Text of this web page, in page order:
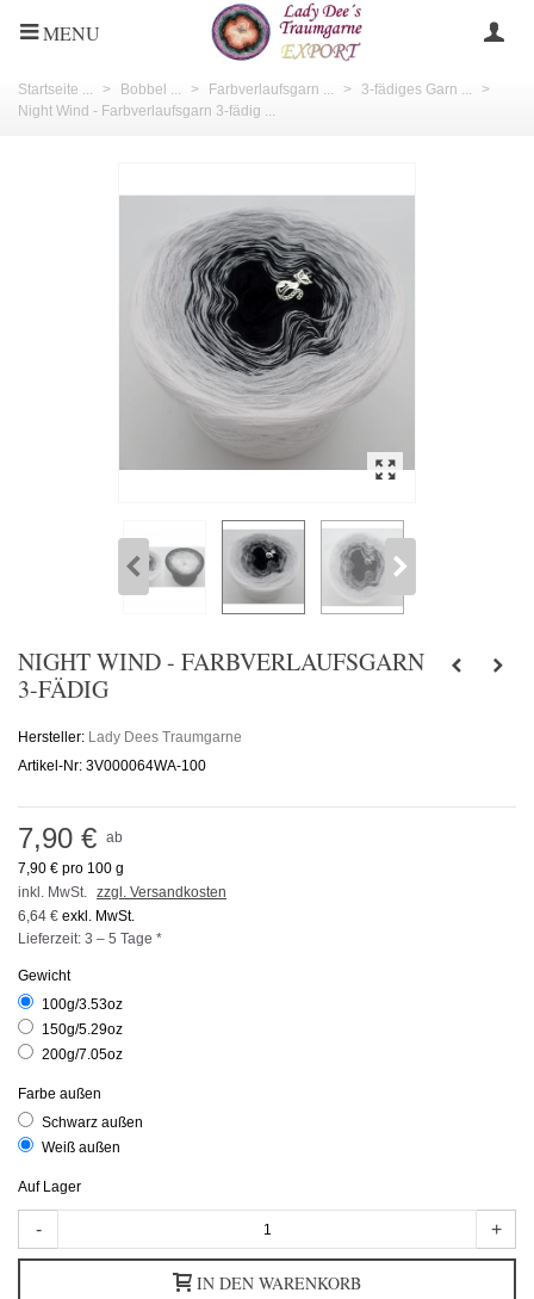
MENU
Startseite ... > Bobbel ... > Farbverlaufsgarn ... > 3-fädiges Garn ...
>
Night Wind - Farbverlaufsgarn 3-fädig ...
NIGHT WIND - FARBVERLAUFSGARN
3-FÄDIG
Hersteller: Lady Dees Traumgarne
Artikel-Nr: 3V000064WA-100
ab
7,90 €
7,90 € pro 100 g
inkl. MwSt. zzgl. Versandkosten
6,64 € exkl. MwSt.
Lieferzeit: 3 – 5 Tage *
Gewicht
100g/3.53oz
150g/5.29oz
200g/7.05oz
Farbe außen
Schwarz außen
Weiß außen
Auf Lager
- +
IN DEN WARENKORB